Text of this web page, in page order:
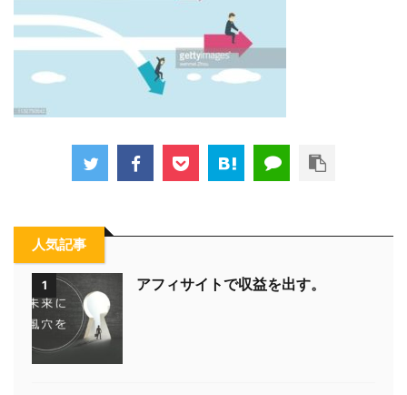
人気記事
1 アフィサイトで収益を出す。